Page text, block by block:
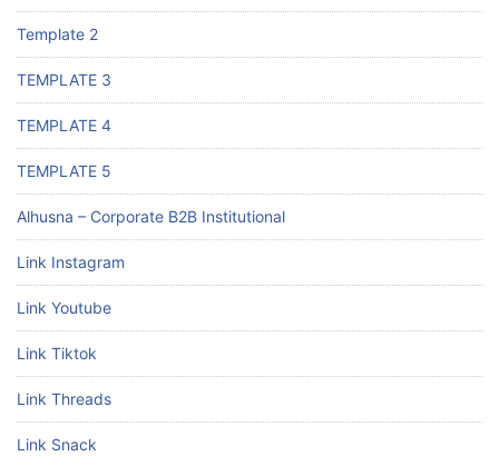
Template 2
TEMPLATE 3
TEMPLATE 4
TEMPLATE 5
Alhusna – Corporate B2B Institutional
Link Instagram
Link Youtube
Link Tiktok
Link Threads
Link Snack